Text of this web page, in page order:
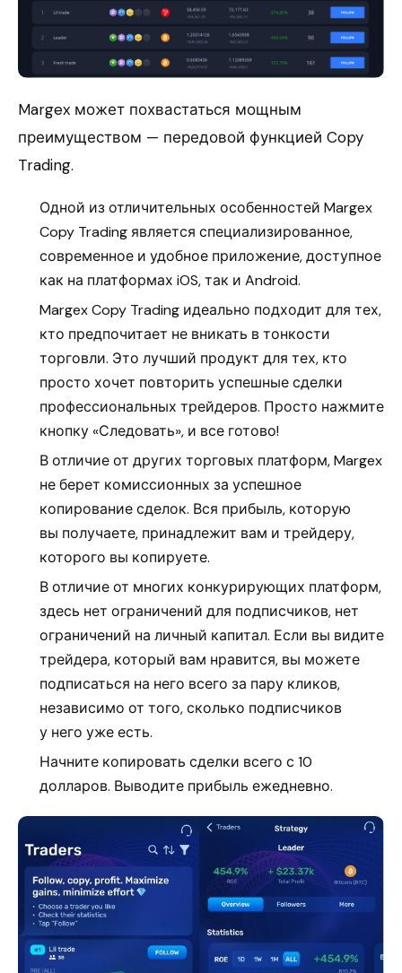
Margex может похвастаться мощным
преимуществом — передовой функцией Copy
Trading.
Одной из отличительных особенностей Margex
Copy Trading является специализированное,
современное и удобное приложение, доступное
как на платформах iOS, так и Android.
Margex Copy Trading идеально подходит для тех,
кто предпочитает не вникать в тонкости
торговли. Это лучший продукт для тех, кто
просто хочет повторить успешные сделки
профессиональных трейдеров. Просто нажмите
кнопку «Следовать», и все готово!
В отличие от других торговых платформ, Margex
не берет комиссионных за успешное
копирование сделок. Вся прибыль, которую
вы получаете, принадлежит вам и трейдеру,
которого вы копируете.
В отличие от многих конкурирующих платформ,
здесь нет ограничений для подписчиков, нет
ограничений на личный капитал. Если вы видите
трейдера, который вам нравится, вы можете
подписаться на него всего за пару кликов,
независимо от того, сколько подписчиков
у него уже есть.
Начните копировать сделки всего с 10
долларов. Выводите прибыль ежедневно.